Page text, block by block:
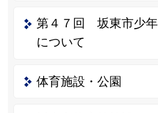
第４７回 坂東市少
について
体育施設・公園